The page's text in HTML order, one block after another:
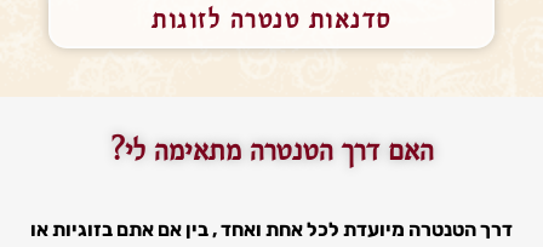
סדנאות טנטרה לזוגות
האם דרך הטנטרה מתאימה לי?
דרך הטנטרה מיועדת לכל אחת ואחד , בין אם אתם בזוגיות או